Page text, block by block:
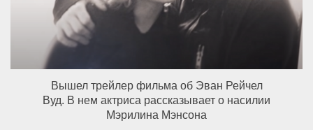
Вышел трейлер фильма об Эван Рейчел
Вуд. В нем актриса рассказывает о насилии
Мэрилина Мэнсона